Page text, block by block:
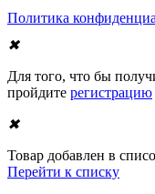
Политика
✖
Для того, что бы
пройдите регистрацию
✖
Товар добавлен в
Перейти к списку